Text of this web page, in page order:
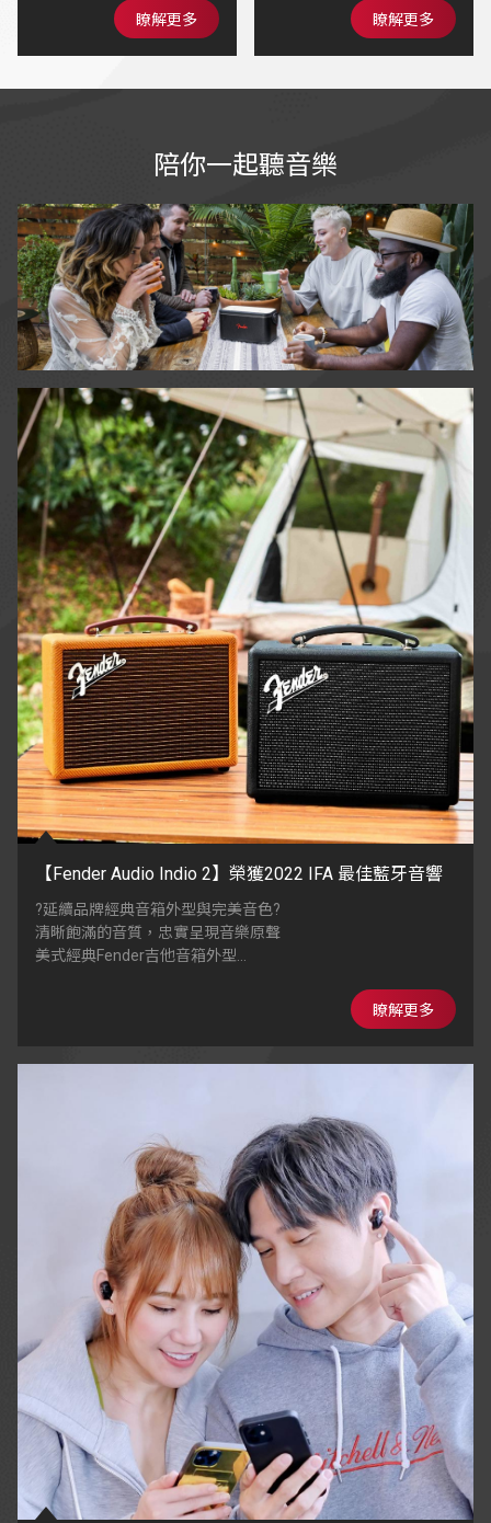
能帶來穩定可靠的Tone
陪伴每位音樂人找到屬於自
已的聲音
瞭解更多
能發出比喇叭體型更大的音
壓，全頻段具備線性表現，
沒有突起扭曲
喇叭外型精巧，方便攜帶，
隨處都可建構個人專業錄音
瞭解更多
陪你一起聽音樂
【Fender Audio Indio 2】榮獲2022 IFA 最佳藍牙音響
?延續品牌經典音箱外型與完美音色?
清晰飽滿的音質，忠實呈現音樂原聲
美式經典Fender吉他音箱外型
瞭解更多